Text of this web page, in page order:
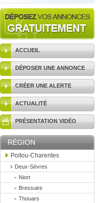
ACCUEIL
DÉPOSER UNE ANNONCE
CRÉER UNE ALERTE
ACTUALITÉ
PRÉSENTATION VIDÉO
RÉGION
Poitou-Charentes
Deux-Sèvres
Niort
Bressuire
Thouars